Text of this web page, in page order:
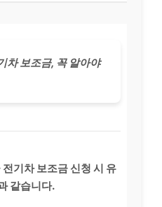
차 보조금, 꼭 알아야
기차 보조금 신청 시 유
같습니다.